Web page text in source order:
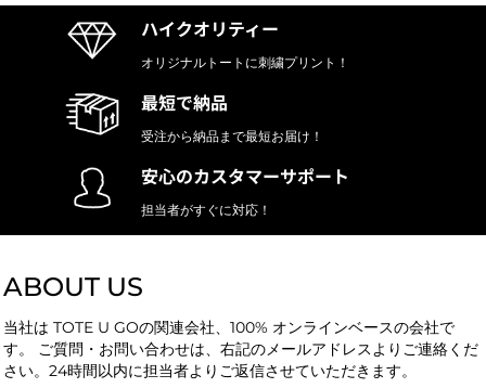
ハイクオリティー
オリジナルトートに刺繍プリント！
最短で納品
受注から納品まで最短お届け！
安心のカスタマーサポート
担当者がすぐに対応！
ABOUT US
当社は TOTE U GOの関連会社、100% オンラインベースの会社で
す。 ご質問・お問い合わせは、右記のメールアドレスよりご連絡くだ
さい。24時間以内に担当者よりご返信させていただきます。